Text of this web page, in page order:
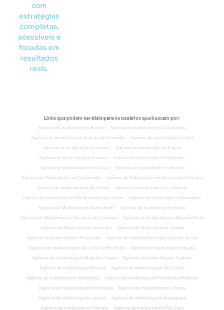
com
estratégias
completas,
acessíveis e
focadas em
resultados
reais.
Links que podem ser úteis para os usuários que buscam por:
Empresa de Marketing Digital
Agência de marketing em Osasco
Agência de marketing em Barueri
Agência de marketing em Carapicuiba
Agência de marketing em Santana de Parnaíba
Agência de marketing em Cotia
Agência de marketing em Jandira
Agência de marketing em Itapevi
Agência de marketing em Cajamar
Agência de marketing em Alphaville
Agência de publicidade em Osasco
Agência de publicidade em Barueri
Agência de Publicidade em Carapicuíba
Agência de Publicidade em Santana de Parnaíba
Agência de marketing em São Paulo
Agência de marketing em Campinas
Agência de marketing em São Bernardo do Campo
Agência de marketing em Guarulhos
Agência de Marketing em Santo André
Agência de marketing em Santos
Agência de Marketing em São José dos Campos
Agência de marketing em Ribeirão Preto
Agência de Marketing em Sorocaba
Agência de Marketing em Jundiaí
Agência de marketing em Piracicaba
Agência de marketing em São Caetano do sul
Agência de marketing em São José do Rio Preto
Agência de marketing em Bauru
Agência de marketing em Mogi das Cruzes
Agência de marketing em Taubaté
Agência de marketing em Franca
Agência de marketing em São Carlos
Agência de marketing em Indaiatuba
Agência de marketing em Presidente Prudente
Agência de marketing em Americana
Agência de marketing em Limeira
Agência de marketing em Jacarei
Agência de marketing em Araraquara
Agência de marketing em Sumaré
Agência de marketing em Rio Claro